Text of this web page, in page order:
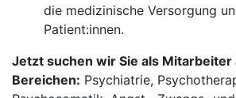
die medizinische Versorgung
Patient:innen.
Jetzt suchen wir Sie als Mitarbeiter
Bereichen: Psychiatrie,